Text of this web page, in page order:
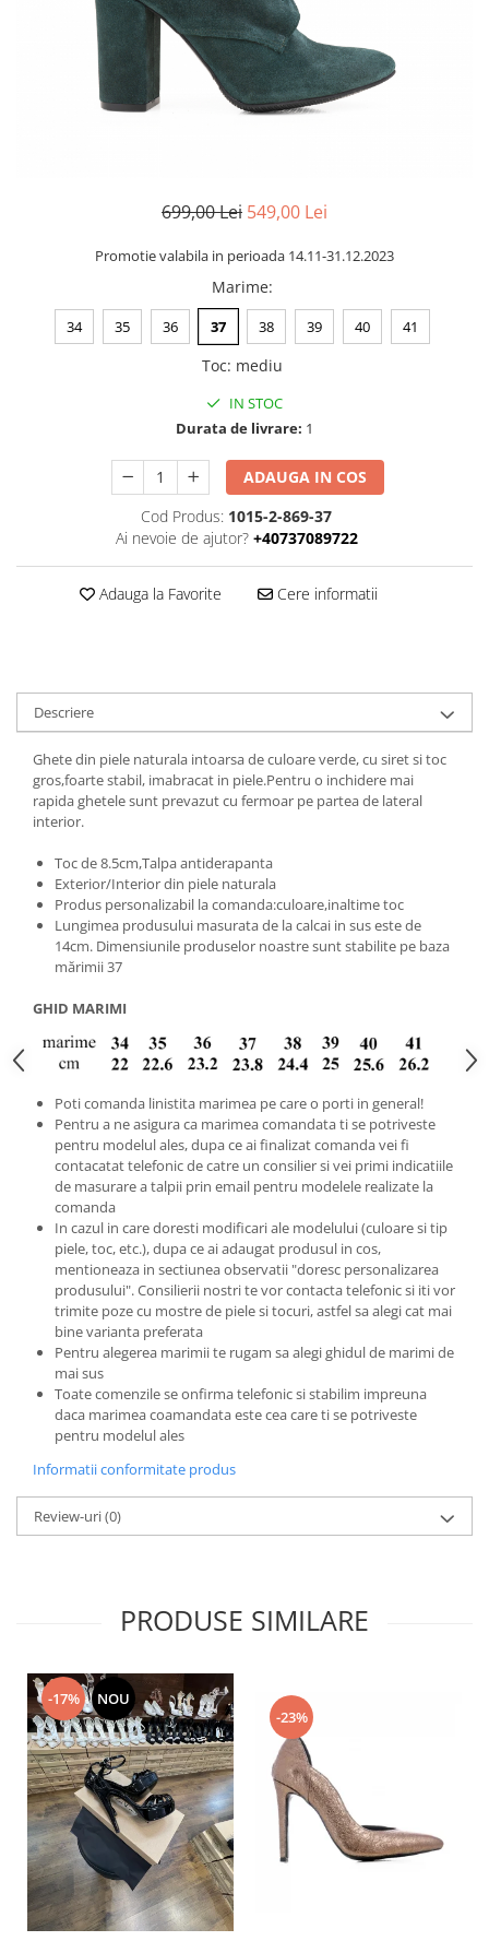
699,00 Lei 549,00 Lei
Promotie valabila in perioada 14.11-31.12.2023
Marime:
34 35 36 37 38 39 40 41
Toc: mediu
IN STOC
Durata de livrare: 1
ADAUGA IN COS
Cod Produs: 1015-2-869-37
Ai nevoie de ajutor? +40737089722
Adauga la Favorite Cere informatii
Descriere
Ghete din piele naturala intoarsa de culoare verde, cu siret si toc
gros,foarte stabil, imabracat in piele.Pentru o inchidere mai
rapida ghetele sunt prevazut cu fermoar pe partea de lateral
interior.
Toc de 8.5cm,Talpa antiderapanta
Exterior/Interior din piele naturala
Produs personalizabil la comanda:culoare,inaltime toc
Lungimea produsului masurata de la calcai in sus este de
14cm. Dimensiunile produselor noastre sunt stabilite pe baza
mărimii 37
GHID MARIMI
Poti comanda linistita marimea pe care o porti in general!
Pentru a ne asigura ca marimea comandata ti se potriveste
pentru modelul ales, dupa ce ai finalizat comanda vei fi
contacatat telefonic de catre un consilier si vei primi indicatiile
de masurare a talpii prin email pentru modelele realizate la
comanda
In cazul in care doresti modificari ale modelului (culoare si tip
piele, toc, etc.), dupa ce ai adaugat produsul in cos,
mentioneaza in sectiunea observatii "doresc personalizarea
produsului". Consilierii nostri te vor contacta telefonic si iti vor
trimite poze cu mostre de piele si tocuri, astfel sa alegi cat mai
bine varianta preferata
Pentru alegerea marimii te rugam sa alegi ghidul de marimi de
mai sus
Toate comenzile se onfirma telefonic si stabilim impreuna
daca marimea coamandata este cea care ti se potriveste
pentru modelul ales
Informatii conformitate produs
Review-uri(0)
PRODUSE SIMILARE
-17% NOU
-23%